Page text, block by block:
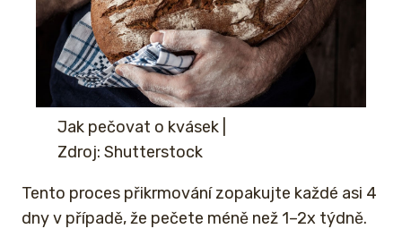
Jak pečovat o kvásek
Zdroj: Shutterstock
Tento proces přikrmování zopakujte každé asi 4
dny v případě, že pečete méně než 1–2x týdně.